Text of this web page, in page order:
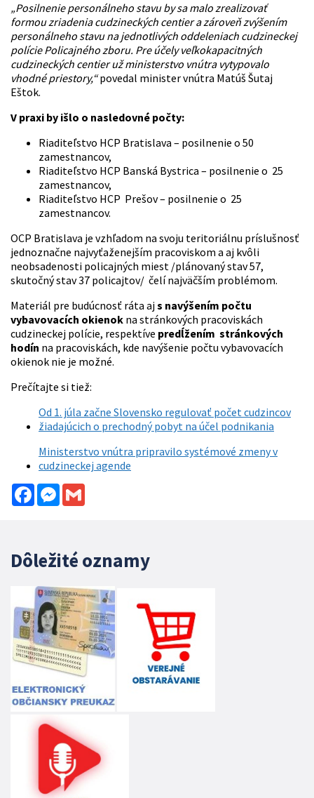
„Posilnenie personálneho stavu by sa malo zrealizovať
formou zriadenia cudzineckých centier a zároveň zvýšením
personálneho stavu na jednotlivých oddeleniach cudzineckej
polície Policajného zboru. Pre účely veľkokapacitných
cudzineckých centier už ministerstvo vnútra vytypovalo
vhodné priestory,“povedal minister vnútra Matúš Šutaj
Eštok.
V praxi by išlo o nasledovné počty:
Riaditeľstvo HCP Bratislava – posilnenie o 50
zamestnancov,
Riaditeľstvo HCP Banská Bystrica – posilnenie o 25
zamestnancov,
Riaditeľstvo HCP Prešov – posilnenie o 25
zamestnancov.
OCP Bratislava je vzhľadom na svoju teritoriálnu príslušnosť
jednoznačne najvyťaženejším pracoviskom a aj kvôli
neobsadenosti policajných miest /plánovaný stav 57,
skutočný stav 37 policajtov/ čelí najväčším problémom.
Materiál pre budúcnosť ráta ajs navýšením počtu
vybavovacích okienok na stránkových pracoviskách
cudzineckej polície, respektíve predĺžením stránkových
hodín na pracoviskách, kde navýšenie počtu vybavovacích
okienok nie je možné.
Prečítajte si tiež:
Od 1. júla začne Slovensko regulovať počet cudzincov
žiadajúcich o prechodný pobyt na účel podnikania
Ministerstvo vnútra pripravilo systémové zmeny v
cudzineckej agende
FacebookMessenger
Dôležité oznamy